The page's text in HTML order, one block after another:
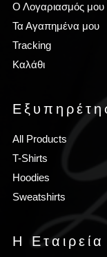
Ο Λογαριασμός μου
Τα Αγαπημένα μου
Tracking
Καλάθι
All Products
T-Shirts
Hoodies
Sweatshirts
Η Εταιρεία